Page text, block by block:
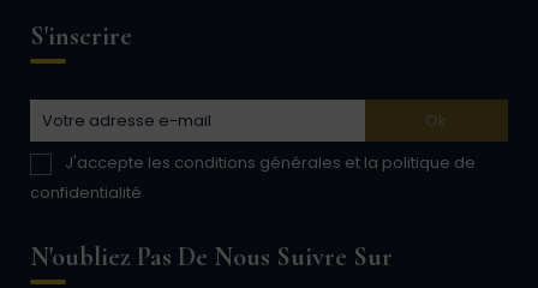
S'inscrire
J'accepte les conditions générales et la politique de
confidentialité
N'oubliez Pas De Nous Suivre Sur